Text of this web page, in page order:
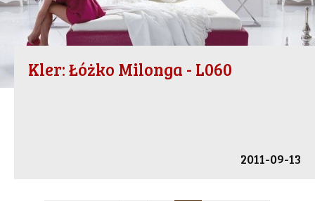
Kler: Łóżko Milonga - L060
2011-09-13